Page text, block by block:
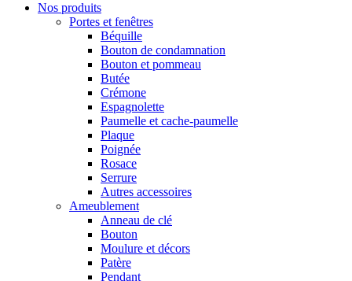
Nos produits
Portes et fenêtres
Béquille
Bouton de condamnation
Bouton et pommeau
Butée
Crémone
Espagnolette
Paumelle et cache-paumelle
Plaque
Poignée
Rosace
Serrure
Autres accessoires
Ameublement
Anneau de clé
Bouton
Moulure et décors
Patère
Pendant